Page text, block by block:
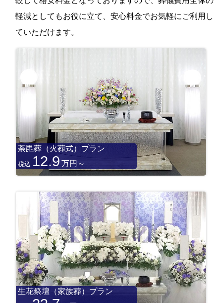
軽減としてもお役に立て、安心料金でお気軽にご利用し
ていただけます。
荼毘葬（火葬式）プラン
税込 12.9 万円～
生花祭壇（家族葬）プラン